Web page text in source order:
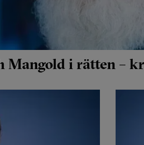
Mangold i rätten –